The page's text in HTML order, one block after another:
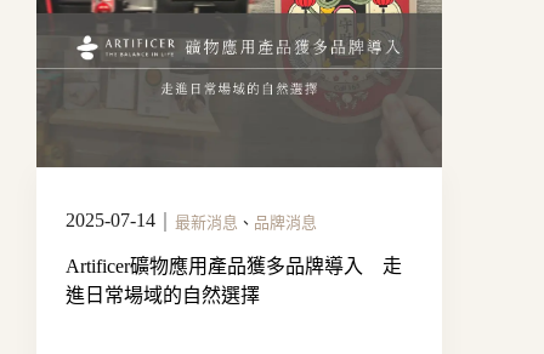
2025-07-14 最新消息 、 品牌消息
Artificer礦物應用產品獲多品牌導入 走
進日常場域的自然選擇